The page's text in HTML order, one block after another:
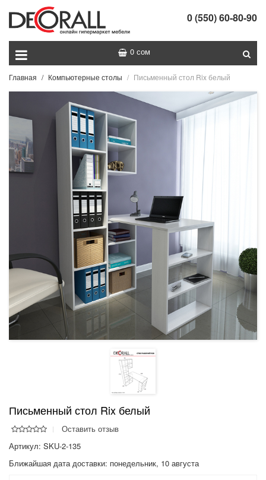
0 (550) 60-80-90
0 сом
Главная Компьютерные столы Письменный стол Rix белый
Письменный стол Rix белый
Оставить отзыв
Артикул: SKU-2-135
Ближайшая дата доставки: понедельник, 10 августа